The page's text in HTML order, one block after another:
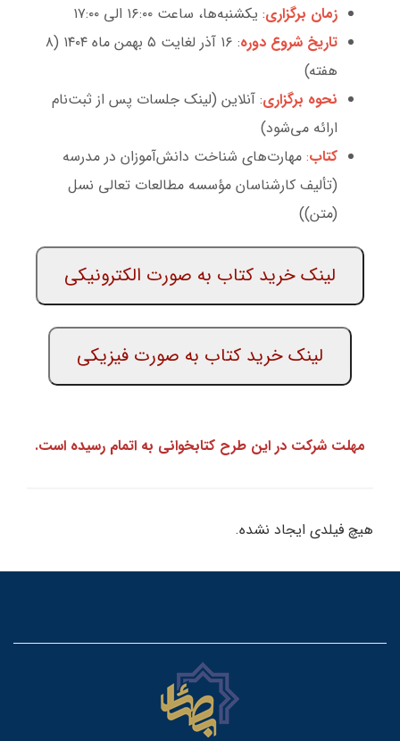
زمان برگزاری: یکشنبه‌ها، ساعت ۱۶:۰۰ الی ۱۷:۰۰
تاریخ‌ شروع دوره
: ۱۶ آذر لغایت ۵ بهمن ماه ۱۴۰۴ (۸
هفته)
نحوه برگزاری: آنلاین (لینک جلسات پس از ثبت‌نام
ارائه می‌شود)
کتاب‌: مهارت‌های شناخت دانش‌آموزان در مدرسه
(تألیف کارشناسان مؤسسه مطالعات تعالی نسل
(متن))
لینک خرید کتاب به صورت الکترونیکی‌
لینک خرید کتاب به صورت فیزیکی‌
مهلت شرکت در این طرح کتابخوانی به اتمام رسیده است.
هیچ فیلدی ایجاد نشده.